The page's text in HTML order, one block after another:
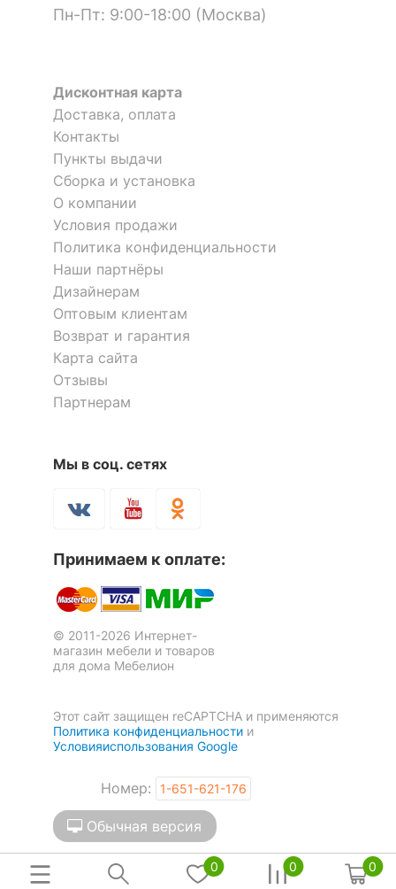
Пн-Пт: 9:00-18:00 (Москва)
Дисконтная карта
Доставка, оплата
Контакты
Пункты выдачи
Сборка и установка
О компании
Условия продажи
Политика конфиденциальности
Наши партнёры
Дизайнерам
Оптовым клиентам
Возврат и гарантия
Карта сайта
Отзывы
Партнерам
Мы в соц. сетях
Принимаем к оплате:
© 2011-2026 Интернет-
магазин мебели и товаров
для дома Мебелион
Этот сайт защищен reCAPTCHA и применяются
Политика конфиденциальности и
Условияиспользования Google
Номер: 1-651-621-176
Обычная версия
0 0 0